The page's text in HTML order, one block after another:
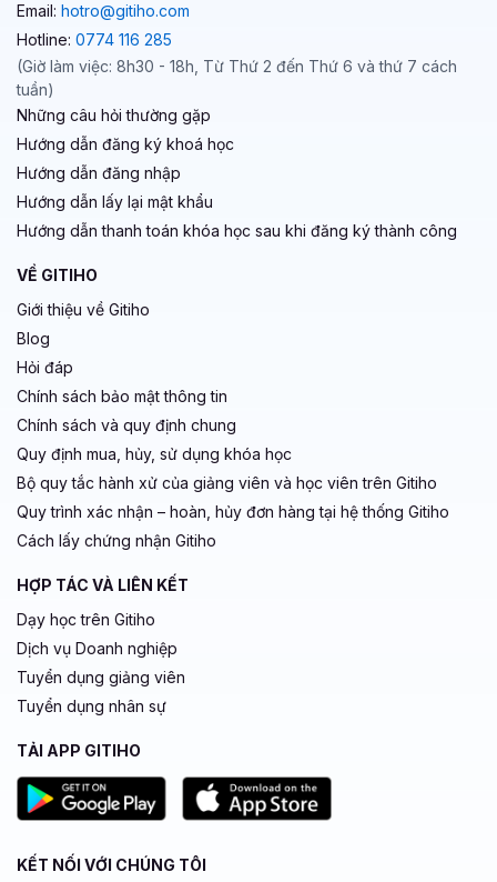
Email: hotro@gitiho.com
Hotline: 0774 116 285
(Giờ làm việc: 8h30 - 18h, Từ Thứ 2 đến Thứ 6 và thứ 7 cách
tuần)
Những câu hỏi thường gặp
Hướng dẫn đăng ký khoá học
Hướng dẫn đăng nhập
Hướng dẫn lấy lại mật khẩu
Hướng dẫn thanh toán khóa học sau khi đăng ký thành công
VỀ GITIHO
Giới thiệu về Gitiho
Blog
Hỏi đáp
Chính sách bảo mật thông tin
Chính sách và quy định chung
Quy định mua, hủy, sử dụng khóa học
Bộ quy tắc hành xử của giảng viên và học viên trên Gitiho
Quy trình xác nhận – hoàn, hủy đơn hàng tại hệ thống Gitiho
Cách lấy chứng nhận Gitiho
HỢP TÁC VÀ LIÊN KẾT
Dạy học trên Gitiho
Dịch vụ Doanh nghiệp
Tuyển dụng giảng viên
Tuyển dụng nhân sự
TẢI APP GITIHO
KẾT NỐI VỚI CHÚNG TÔI